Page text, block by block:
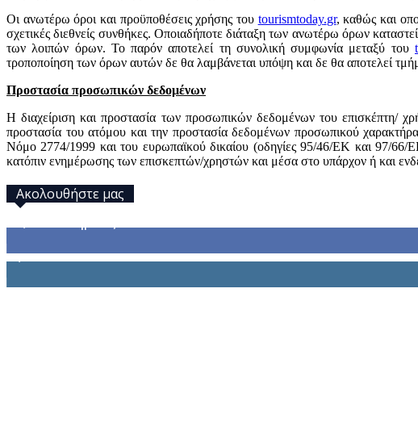
Οι ανωτέρω όροι και προϋποθέσεις χρήσης του tourismtoday.gr, καθώς και
σχετικές διεθνείς συνθήκες. Οποιαδήποτε διάταξη των ανωτέρω όρων
των λοιπών όρων. Το παρόν αποτελεί τη συνολική συμφωνία μεταξύ του
τροποποίηση των όρων αυτών δε θα λαμβάνεται υπόψη και δε θα αποτελεί
Προστασία προσωπικών δεδομένων
Η διαχείριση και προστασία των προσωπικών δεδομένων του επισκέπτη/
προστασία του ατόμου και την προστασία δεδομένων προσωπικού
Νόμο 2774/1999 και του ευρωπαϊκού δικαίου (οδηγίες 95/46/ΕΚ και 97/
κατόπιν ενημέρωσης των επισκεπτών/χρηστών και μέσα στο υπάρχον ή και
Ακολουθήστε μας